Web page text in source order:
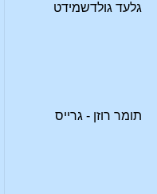
גלעד גולדשמידט
תומר רוזן - גרייס